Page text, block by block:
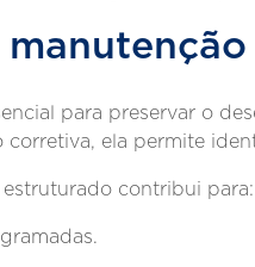
para preservar o
corretiva, ela permite
contribui para: